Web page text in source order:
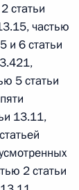
и статью 86
и отдельные
статьи
частью
и 6 статьи
5 статьи
13.11,
2 статьи